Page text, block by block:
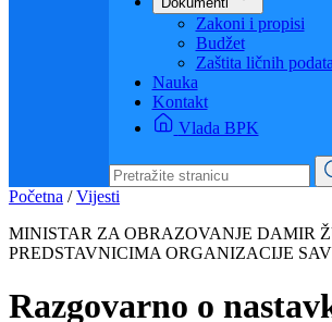
Udruženja
Kalendar kulturnih
Dokumenti
Zakoni i propisi
Budžet
Zaštita ličnih
Nauka
Kontakt
Vlada BPK
Početna/Vijesti
MINISTAR ZA OBRAZOVANJE DAMIR
PREDSTAVNICIMA ORGANIZACIJE